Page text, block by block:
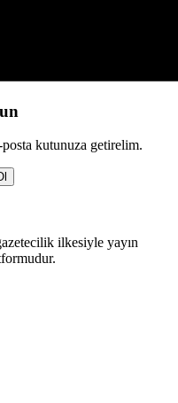
kutunuza getirelim.
ilkesiyle yayın